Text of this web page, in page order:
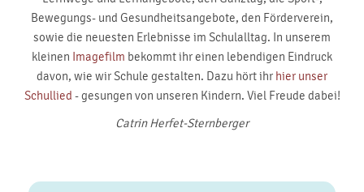
Bewegungs- und Gesundheitsangebote, den Förderverein,
sowie die neuesten Erlebnisse im Schulalltag. In unserem
kleinen Imagefilm bekommt ihr einen lebendigen Eindruck
davon, wie wir Schule gestalten. Dazu hört ihr hier unser
Schullied - gesungen von unseren Kindern. Viel Freude dabei!
Catrin Herfet-Sternberger